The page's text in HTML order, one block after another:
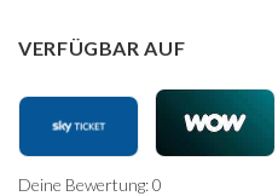
VERFÜGBAR AUF
Deine Bewertung: 0